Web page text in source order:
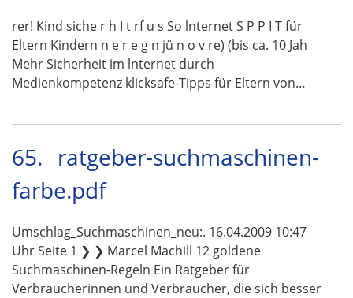
rer! Kind siche r h I t rf u s So lnternet S P P I T für
Eltern Kindern n e r e g n jü n o v re) (bis ca. 10 Jah
Mehr Sicherheit im lnternet durch
Medienkompetenz klicksafe-Tipps für Eltern von…
65. ratgeber-suchmaschinen-
farbe.pdf
Umschlag_Suchmaschinen_neu:. 16.04.2009 10:47
Uhr Seite 1 ❯ ❯ Marcel Machill 12 goldene
Suchmaschinen-Regeln Ein Ratgeber für
Verbraucherinnen und Verbraucher, die sich besser